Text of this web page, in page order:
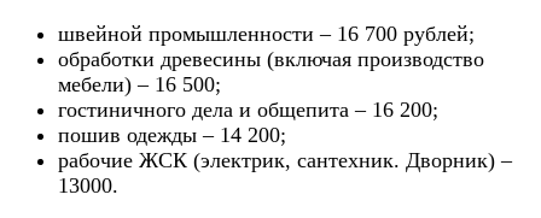
швейной промышленности – 16 700 рублей;
обработки древесины (включая производство
мебели) – 16 500;
гостиничного дела и общепита – 16 200;
пошив одежды – 14 200;
рабочие ЖСК (электрик, сантехник. Дворник) –
13000.